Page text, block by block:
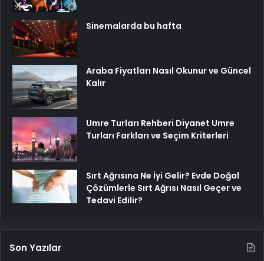
Sinemalarda bu hafta
Araba Fiyatları Nasıl Okunur ve Güncel
Kalır
Umre Turları Rehberi Diyanet Umre
Turları Farkları ve Seçim Kriterleri
Sırt Ağrısına Ne İyi Gelir? Evde Doğal
Çözümlerle Sırt Ağrısı Nasıl Geçer ve
Tedavi Edilir?
Son Yazılar